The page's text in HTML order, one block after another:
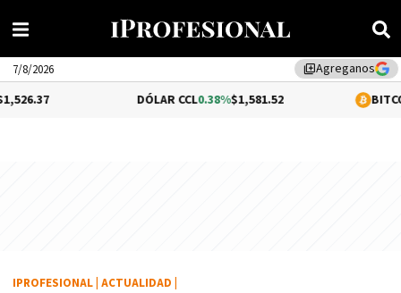
library_addAgreganos
7/8/2026
0.38%$1,581.52 1.32%
IPROFESIONAL ACTUALIDAD